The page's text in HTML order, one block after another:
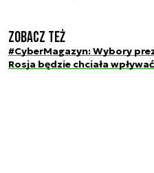
Zobacz też
#CyberMagazyn: Wybory
Rosja będzie chciała